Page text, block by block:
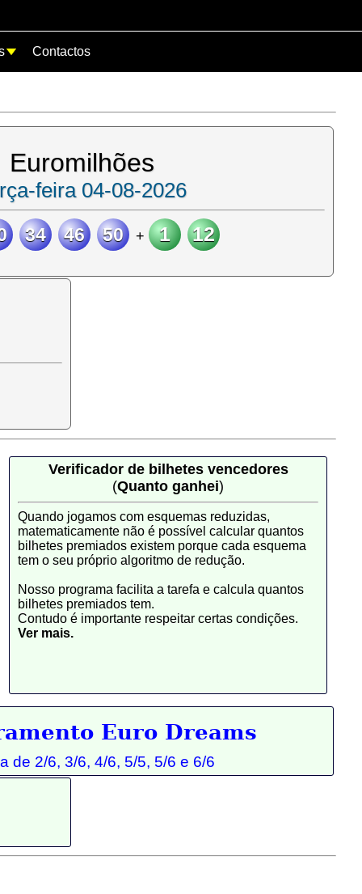
Contactos
Euromilhões
feira 04-08-2026
34 46 50 + 1 12
Verificador de bilhetes vencedores
(Quanto ganhei)
Quando jogamos com esquemas reduzidas,
matematicamente não é possível calcular quantos
bilhetes premiados existem porque cada esquema
tem o seu próprio algoritmo de redução.
Nosso programa facilita a tarefa e calcula quantos
bilhetes premiados tem.
Contudo é importante respeitar certas condições.
Ver mais.
Euro Dreams
de 2/6, 3/6, 4/6, 5/5, 5/6 e 6/6